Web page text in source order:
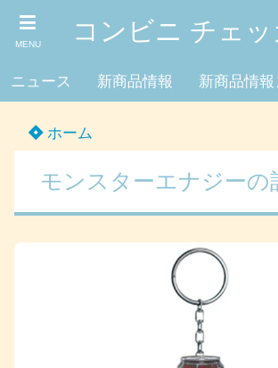
MENU コンビニ チェッ
ニュース 新商品情報 新商品情報
ホーム
モンスターエナジーの